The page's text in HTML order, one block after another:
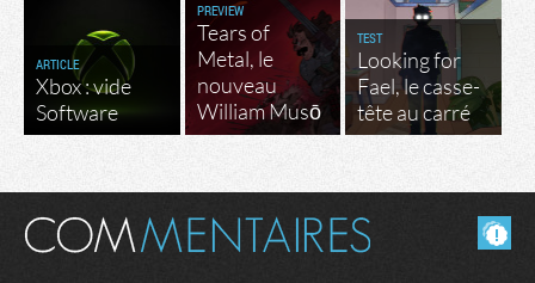
ARTICLE
Xbox : vide
Software
PREVIEW
Tears of
Metal, le
nouveau
William Musō
TEST
Looking for
Fael, le casse-
tête au carré
Masquer les commentaires lus.